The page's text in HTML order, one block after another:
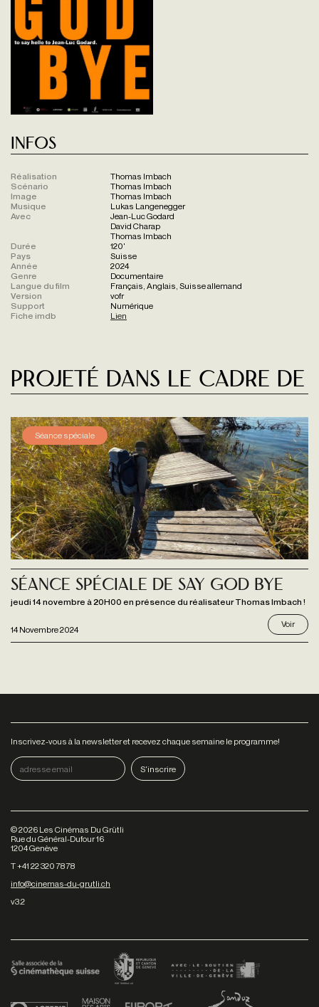
Infos
Réalisation
Thomas Imbach
Scénario
Thomas Imbach
Image
Thomas Imbach
Musique
Lukas Langenegger
Avec
Jean-Luc Godard
David Charap
Thomas Imbach
Durée
120'
Pays
Suisse
Année
2024
Genre
Documentaire
Langue du film
Français, Anglais, Suisse allemand
Version
vofr
Support
Numérique
Fiche imdb
Lien
Projeté dans le cadre de
Séance spéciale
14 Novembre 2024
Séance spéciale de SAY GOD BYE
jeudi 14 novembre à 20H00 en présence du réalisateur Thomas Imbach !
Voir
Inscrivez-vous à la newsletter et recevez chaque semaine le programme!
©2026 Les Cinémas Du Grütli
Rue du Général-Dufour 16
1204 Genève
T +41 22 320 78 78
info@cinemas-du-grutli.ch
v3.2